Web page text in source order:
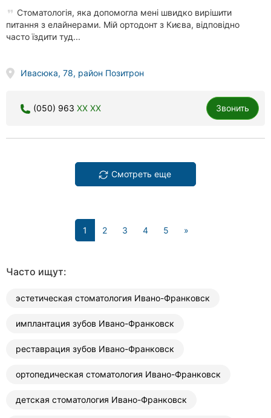
Стоматологія, яка допомогла мені швидко вирішити
питання з елайнерами. Мій ортодонт з Києва, відповідно
часто їздити туд...
Ивасюка, 78, район Позитрон
(050) 963 XX XX Звонить
Смотреть еще
1 (current)
2 3 4 5 »
Часто ищут:
эстетическая стоматология Ивано-Франковск
имплантация зубов Ивано-Франковск
реставрация зубов Ивано-Франковск
ортопедическая стоматология Ивано-Франковск
детская стоматология Ивано-Франковск